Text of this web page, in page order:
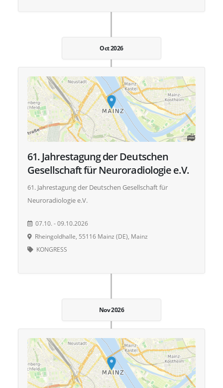
Oct 2026
61. Jahrestagung der Deutschen
Gesellschaft für Neuroradiologie e.V.
61. Jahrestagung der Deutschen Gesellschaft für
Neuroradiologie e.V.
07.10. - 09.10.2026
Rheingoldhalle, 55116 Mainz (DE), Mainz
KONGRESS
Nov 2026